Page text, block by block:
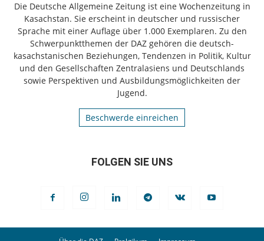
Die Deutsche Allgemeine Zeitung ist eine Wochenzeitung in
Kasachstan. Sie erscheint in deutscher und russischer
Sprache mit einer Auflage über 1.000 Exemplaren. Zu den
Schwerpunktthemen der DAZ gehören die deutsch-
kasachstanischen Beziehungen, Tendenzen in Politik, Kultur
und den Gesellschaften Zentralasiens und Deutschlands
sowie Perspektiven und Ausbildungsmöglichkeiten der
Jugend.
Beschwerde einreichen
FOLGEN SIE UNS